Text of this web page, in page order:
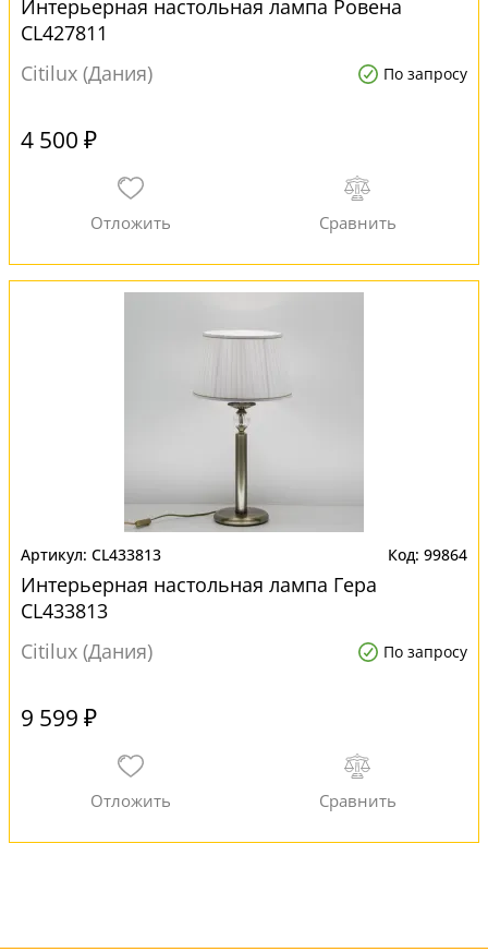
Интерьерная настольная лампа Ровена
CL427811
Citilux (Дания)
По запросу
4 500 ₽
CL433813 99864
Интерьерная настольная лампа Гера
CL433813
Citilux (Дания)
По запросу
9 599 ₽